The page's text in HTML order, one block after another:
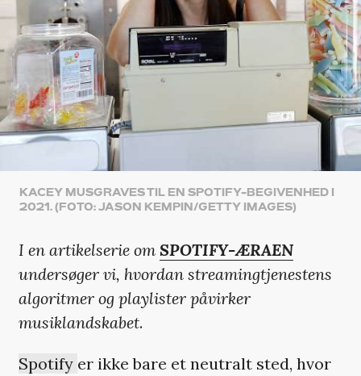
KACEY MUSGRAVES TIL EN SPOTIFY-BEGIVENHED I
2021. (FOTO: JASON KEMPIN/GETTY IMAGES)
I en artikelserie om SPOTIFY-ÆRAEN
undersøger vi, hvordan streamingtjenestens
algoritmer og playlister påvirker
musiklandskabet.
Spotify er ikke bare et neutralt sted, hvor